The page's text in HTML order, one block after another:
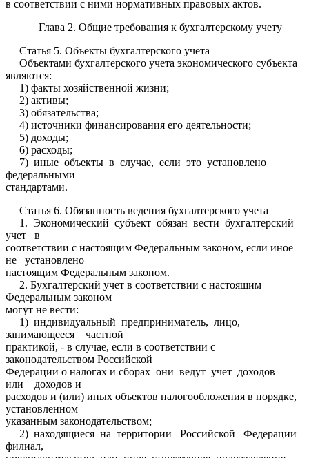
в соответствии с ними нормативных правовых актов.
Глава 2. Общие требования к бухгалтерскому учету
Статья 5. Объекты бухгалтерского учета
Объектами бухгалтерского учета экономического субъекта
являются:
1) факты хозяйственной жизни;
2) активы;
3) обязательства;
4) источники финансирования его деятельности;
5) доходы;
6) расходы;
7) иные объекты в случае, если это установлено
федеральными
стандартами.
Статья 6. Обязанность ведения бухгалтерского учета
1. Экономический субъект обязан вести бухгалтерский
учет в
соответствии с настоящим Федеральным законом, если иное
не установлено
настоящим Федеральным законом.
2. Бухгалтерский учет в соответствии с настоящим
Федеральным законом
могут не вести:
1) индивидуальный предприниматель, лицо,
занимающееся частной
практикой, - в случае, если в соответствии с
законодательством Российской
Федерации о налогах и сборах они ведут учет доходов
или доходов и
расходов и (или) иных объектов налогообложения в порядке,
установленном
указанным законодательством;
2) находящиеся на территории Российской Федерации
филиал,